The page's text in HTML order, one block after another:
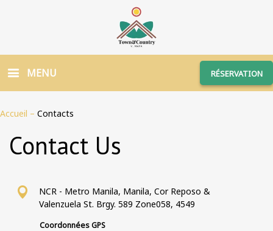
MENU RÉSERVATION
Accueil – Contacts
Contact Us
NCR - Metro Manila, Manila, Cor Reposo &
Valenzuela St. Brgy. 589 Zone058, 4549
Coordonnées GPS